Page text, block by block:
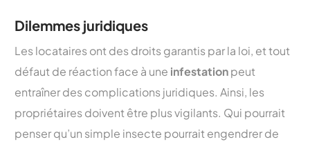
Dilemmes juridiques
Les locataires ont des droits garantis par la loi, et tout
défaut de réaction face à une infestationpeut
entraîner des complications juridiques. Ainsi, les
propriétaires doivent être plus vigilants. Qui pourrait
penser qu’un simple insecte pourrait engendrer de